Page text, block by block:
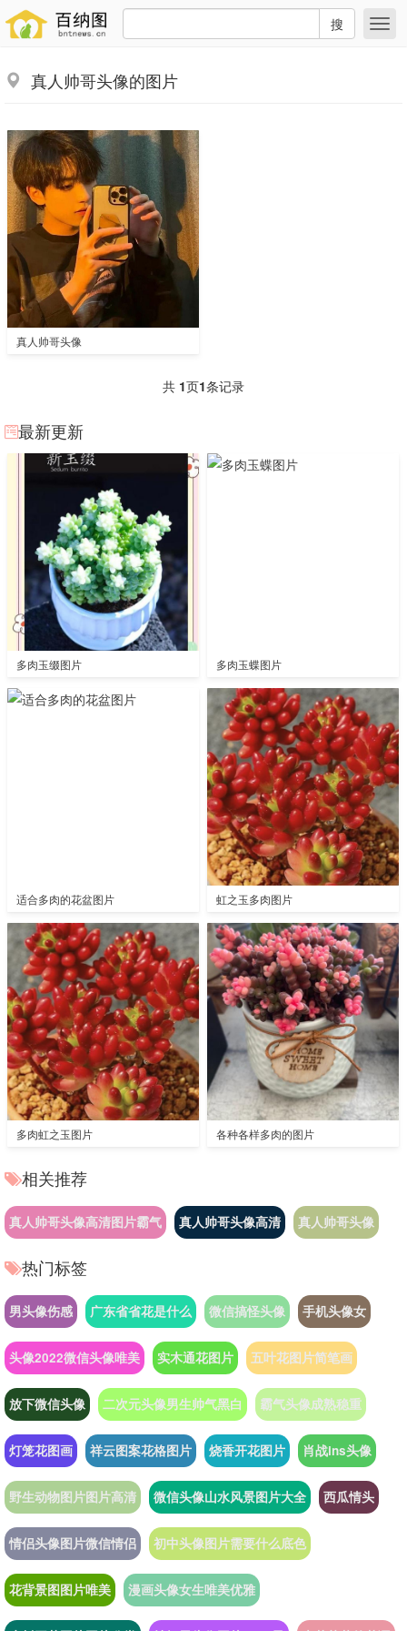
搜
真人帅哥头像的图片
真人帅哥头像
共 1页1条记录
最新更新
多肉玉缀图片 多肉玉蝶图片
适合多肉的花盆图片 虹之玉多肉图片
多肉虹之玉图片 各种各样多肉的图片
相关推荐
真人帅哥头像高清图片霸气 真人帅哥头像高清 真人帅哥头像
热门标签
男头像伤感 广东省省花是什么 微信搞怪头像 手机头像女
头像2022微信头像唯美 实木通花图片 五叶花图片简笔画
放下微信头像 二次元头像男生帅气黑白 霸气头像成熟稳重
灯笼花图画 祥云图案花格图片 烧香开花图片 肖战ins头像
野生动物图片图片高清 微信头像山水风景图片大全 西瓜情头
情侣头像图片微信情侣 初中头像图片需要什么底色
花背景图图片唯美 漫画头像女生唯美优雅